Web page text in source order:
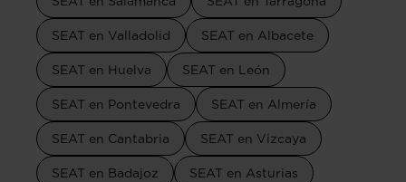
SEAT en Valladolid SEAT en Albacete
SEAT en Huelva SEAT en León
SEAT en Pontevedra SEAT en Almería
SEAT en Cantabria SEAT en Vizcaya
SEAT en Badajoz SEAT en Asturias